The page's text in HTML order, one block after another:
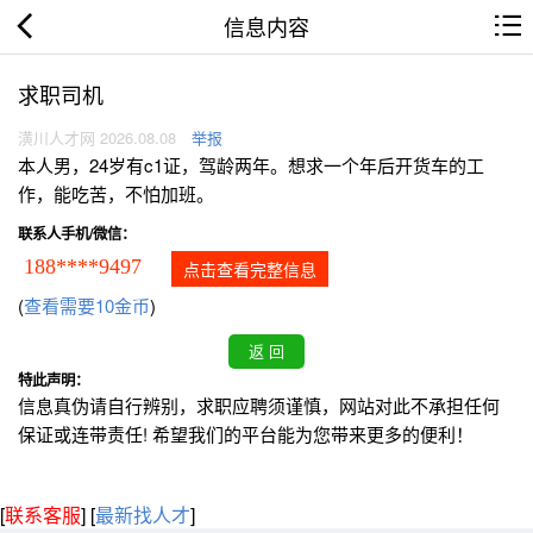
信息内容
求职司机
潢川人才网 2026.08.08 举报
本人男，24岁有c1证，驾龄两年。想求一个年后开货车的工
作，能吃苦，不怕加班。
联系人手机/微信：
188****9497 点击查看完整信息
(查看需要10金币)
特此声明：
信息真伪请自行辨别，求职应聘须谨慎，网站对此不承担任何
保证或连带责任! 希望我们的平台能为您带来更多的便利！
[联系客服] [最新找人才]